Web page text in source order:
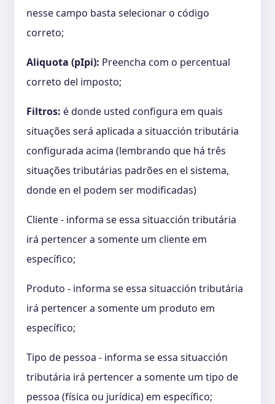
nesse campo basta selecionar o código
correto;
Aliquota (pIpi): Preencha com o percentual
correto del imposto;
Filtros: é donde usted configura em quais
situações será aplicada a situacción tributária
configurada acima (lembrando que há três
situações tributárias padrões en el sistema,
donde en el podem ser modificadas)
Cliente - informa se essa situacción tributária
irá pertencer a somente um cliente em
específico;
Produto - informa se essa situacción tributária
irá pertencer a somente um produto em
específico;
Tipo de pessoa - informa se essa situacción
tributária irá pertencer a somente um tipo de
pessoa (física ou jurídica) em específico;